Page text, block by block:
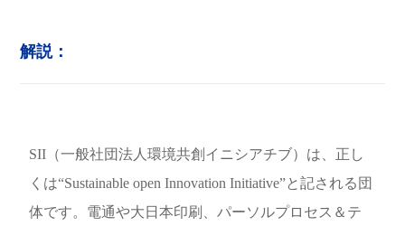
解説：
SII（一般社団法人環境共創イニシアチブ）は、正し
くは“Sustainable open Innovation Initiative”と記される団
体です。電通や大日本印刷、パーソルプロセス＆テ